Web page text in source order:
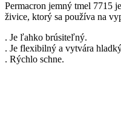
Permacron jemný tmel 7715
živice, ktorý sa používa na
. Je ľahko brúsiteľný.
. Je flexibilný a vytvára
. Rýchlo schne.